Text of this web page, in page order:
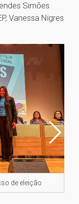
Simões
Vanessa Nigres
de eleição